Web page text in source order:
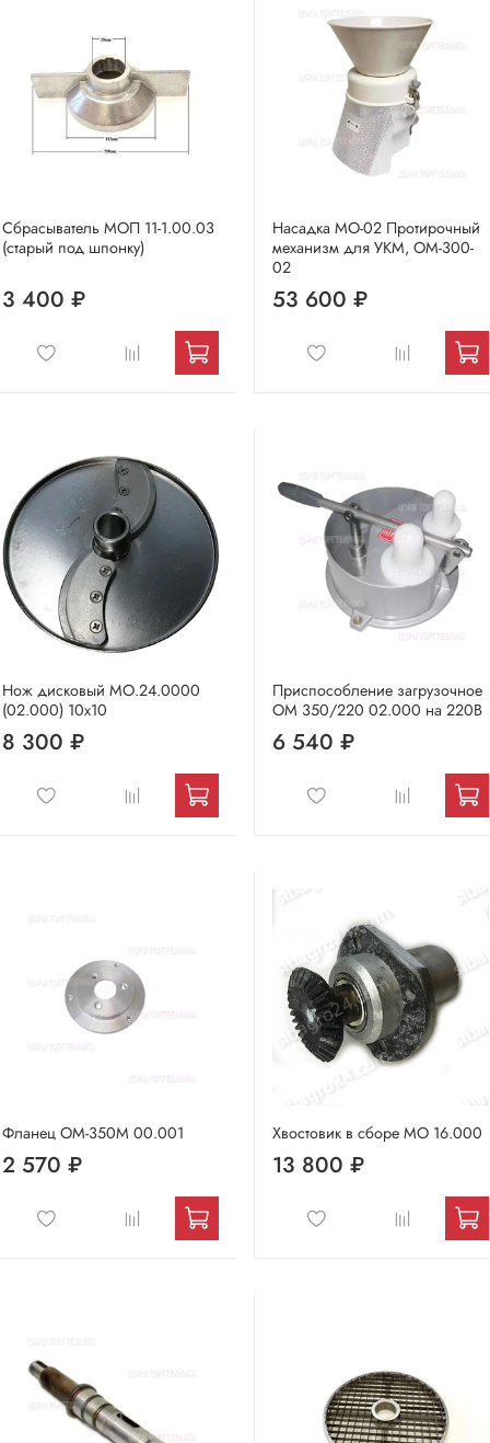
Сбрасыватель МОП 11-1.00.03
(старый под шпонку)
3 400 ₽
Насадка МО-02 Протирочный
механизм для УКМ, ОМ-300-
02
53 600 ₽
Нож дисковый МО.24.0000
(02.000) 10х10
8 300 ₽
Приспособление загрузочное
ОМ 350/220 02.000 на 220В
6 540 ₽
Фланец ОМ-350М 00.001
2 570 ₽
Хвостовик в сборе МО 16.000
13 800 ₽